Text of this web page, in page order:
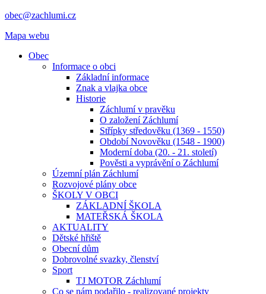
obec@zachlumi.cz
Mapa webu
Obec
Informace o obci
Základní informace
Znak a vlajka obce
Historie
Záchlumí v pravěku
O založení Záchlumí
Střípky středověku (1369 - 1550)
Období Novověku (1548 - 1900)
Moderní doba (20. - 21. století)
Pověsti a vyprávění o Záchlumí
Územní plán Záchlumí
Rozvojové plány obce
ŠKOLY V OBCI
ZÁKLADNÍ ŠKOLA
MATEŘSKÁ ŠKOLA
AKTUALITY
Dětské hřiště
Obecní dům
Dobrovolné svazky, členství
Sport
TJ MOTOR Záchlumí
Co se nám podařilo - realizované projekty